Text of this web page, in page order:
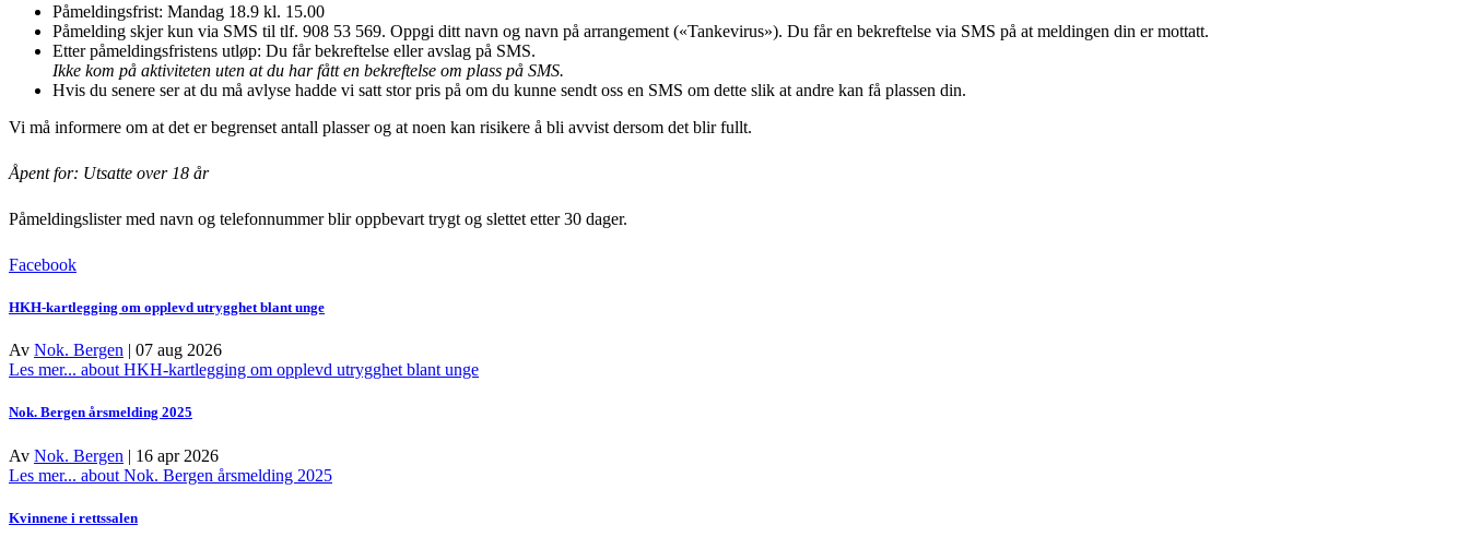
Påmeldingsfrist: Mandag 18.9 kl. 15.00
Påmelding skjer kun via SMS til tlf. 908 53 569. Oppgi ditt navn og navn på arrangement («Tankevirus»). Du får en bekreftelse via SMS på at meldingen din er mottatt.
Etter påmeldingsfristens utløp: Du får bekreftelse eller avslag på SMS.
Ikke kom på aktiviteten uten at du har fått en bekreftelse om plass på SMS.
Hvis du senere ser at du må avlyse hadde vi satt stor pris på om du kunne sendt oss en SMS om dette slik at andre kan få plassen din.
Vi må informere om at det er begrenset antall plasser og at noen kan risikere å bli avvist dersom det blir fullt.
Åpent for: Utsatte over 18 år
Påmeldingslister med navn og telefonnummer blir oppbevart trygt og slettet etter 30 dager.
Facebook
HKH-kartlegging om opplevd utrygghet blant unge
Av Nok. Bergen | 07 aug 2026
Les mer... about HKH-kartlegging om opplevd utrygghet blant unge
Nok. Bergen årsmelding 2025
Av Nok. Bergen | 16 apr 2026
Les mer... about Nok. Bergen årsmelding 2025
Kvinnene i rettssalen